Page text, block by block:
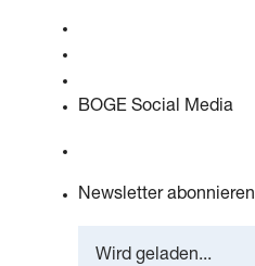
BOGE Social Media
Newsletter abonnieren
Wird geladen...